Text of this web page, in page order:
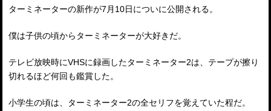
ターミネーターの新作が7月10日についに公開される。
僕は子供の頃からターミネーターが大好きだ。
テレビ放映時にVHSに録画したターミネーター2は、テープが擦り
切れるほど何回も鑑賞した。
小学生の頃は、ターミネーター2の全セリフを覚えていた程だ。